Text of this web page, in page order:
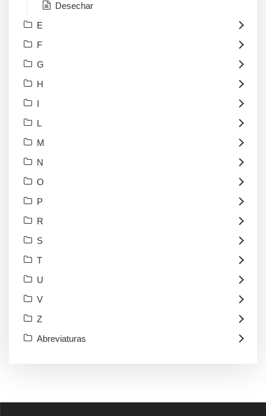
Desechar
E
F
G
H
I
L
M
N
O
P
R
S
T
U
V
Z
Abreviaturas